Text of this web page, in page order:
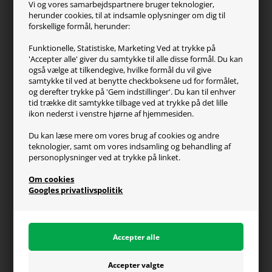
Vi og vores samarbejdspartnere bruger teknologier,
herunder cookies, til at indsamle oplysninger om dig til
forskellige formål, herunder:
Funktionelle, Statistiske, Marketing Ved at trykke på
'Accepter alle' giver du samtykke til alle disse formål. Du kan
også vælge at tilkendegive, hvilke formål du vil give
samtykke til ved at benytte checkboksene ud for formålet,
og derefter trykke på 'Gem indstillinger'. Du kan til enhver
tid trække dit samtykke tilbage ved at trykke på det lille
ikon nederst i venstre hjørne af hjemmesiden.
Du kan læse mere om vores brug af cookies og andre
teknologier, samt om vores indsamling og behandling af
personoplysninger ved at trykke på linket.
Om cookies
Googles privatlivspolitik
Turtle Beach
Kundeservice
Kontakt os
FAQ
Handelsvilkår
Reklamation
Generel info
Om os
Fragt og levering